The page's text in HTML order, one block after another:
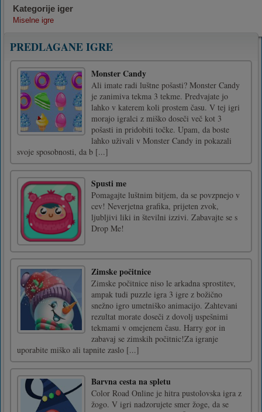
Kategorije iger
Miselne igre
PREDLAGANE IGRE
Monster Candy
Ali imate radi luštne pošasti? Monster Candy
je zanimiva tekma 3 tekme. Predvajate jo
lahko v katerem koli prostem času. V tej igri
morajo igralci z miško doseči več kot 3
pošasti in pridobiti točke. Upam, da boste
lahko uživali v Monster Candy in pokazali
svoje sposobnosti, da b [...]
Spusti me
Pomagajte luštnim bitjem, da se povzpnejo v
cev! Neverjetna grafika, prijeten zvok,
ljubljivi liki in številni izzivi. Zabavajte se s
Drop Me!
Zimske počitnice
Zimske počitnice niso le arkadna sprostitev,
ampak tudi puzzle igra 3 igre z božično
snežno igro umetniško animacijo. Zahtevani
rezultat morate doseči z dovolj uspešnimi
tekmami v omejenem času. Harry gor in
zabavaj se zimskih počitnic!Za igranje
uporabite miško ali tapnite zaslo [...]
Barvna cesta na spletu
Color Road Online je hitra pustolovska igra z
žogo. V igri nadzorujete smer žoge, da se